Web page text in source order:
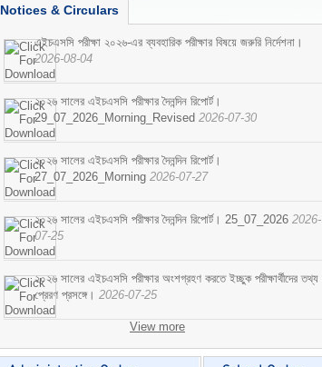
Notices & Circulars
এইচএসসি পরীক্ষা ২০২৬-এর ব্যবহারিক পরীক্ষার বিষয়ে জরুরি নির্দেশনা।
2026-08-04
২০২৬ সালের এইচএসসি পরীক্ষার দৈনন্দিন রিপোর্ট।
29_07_2026_Morning_Revised 2026-07-30
২০২৬ সালের এইচএসসি পরীক্ষার দৈনন্দিন রিপোর্ট।
27_07_2026_Morning 2026-07-27
২০২৬ সালের এইচএসসি পরীক্ষার দৈনন্দিন রিপোর্ট। 25_07_2026 2026-
07-25
২০২৬ সালের এইচএসসি পরীক্ষার অংশগ্রহণ করতে ইচ্ছুক পরীক্ষার্থীদের তথ্য
প্রেরণ প্রসঙ্গে। 2026-07-25
View more